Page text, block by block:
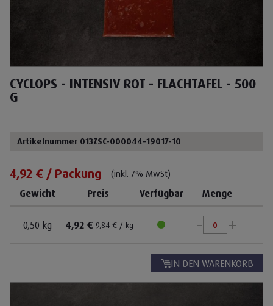
CYCLOPS - INTENSIV ROT - FLACHTAFEL - 500
G
Artikelnummer 013ZSC-000044-19017-10
4,92 € / Packung (inkl. 7% MwSt)
Gewicht Preis Verfügbar Menge
0,50 kg 4,92 € 9,84 € / kg - +
IN DEN WARENKORB